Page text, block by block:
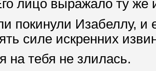
лицо выражало ту же
покинули Изабеллу, и
силе искренних
тебя не злилась.